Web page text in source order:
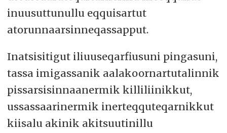
inuusuttunullu eqquisartut
atorunnaarsinneqassapput.
Inatsisitigut iliuuseqarfiusuni pingasuni,
tassa imigassanik aalakoornartutalinnik
pissarsisinnaanermik killiliinikkut,
ussassaarinermik inerteqquteqarnikkut
kiisalu akinik akitsuutinillu